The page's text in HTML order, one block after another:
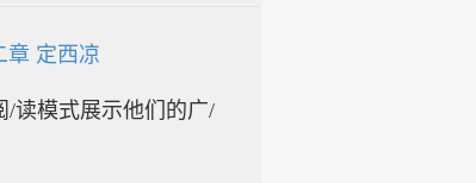
章 定西凉
/读模式展示他们的广/